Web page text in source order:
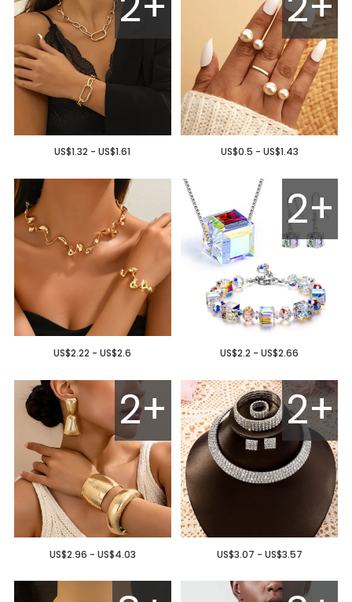
US$1.32 - US$1.61 US$0.5 - US$1.43
US$2.22 - US$2.6
2+
US$2.2 - US$2.66
2+
US$2.96 - US$4.03
2+
US$3.07 - US$3.57